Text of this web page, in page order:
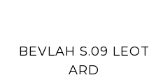
BEVLAH S.09 LEOT
ARD